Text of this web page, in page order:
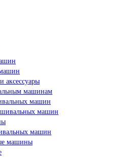
машинам
машин
машин
машин
машины